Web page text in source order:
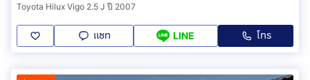
Toyota Hilux Vigo 2.5 J ปี 2007
แชท LINE โทร